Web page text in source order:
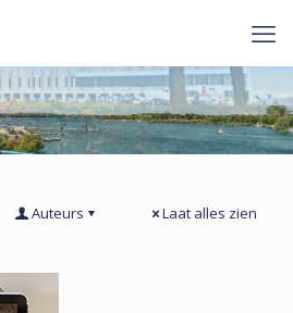
Auteurs Laat alles zien